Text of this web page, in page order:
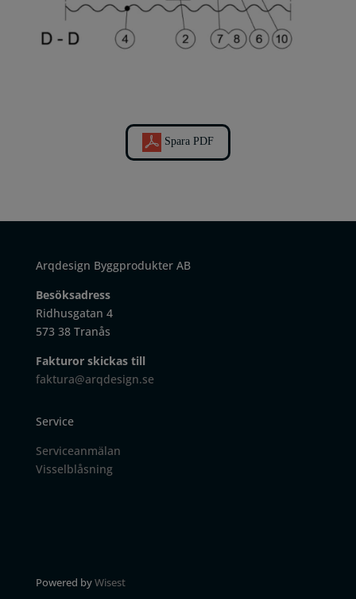
Spara PDF
Arqdesign Byggprodukter AB
Besöksadress
Ridhusgatan 4
573 38 Tranås
Fakturor skickas till
faktura@arqdesign.se
Service
Serviceanmälan
Visselblåsning
Powered byWisest